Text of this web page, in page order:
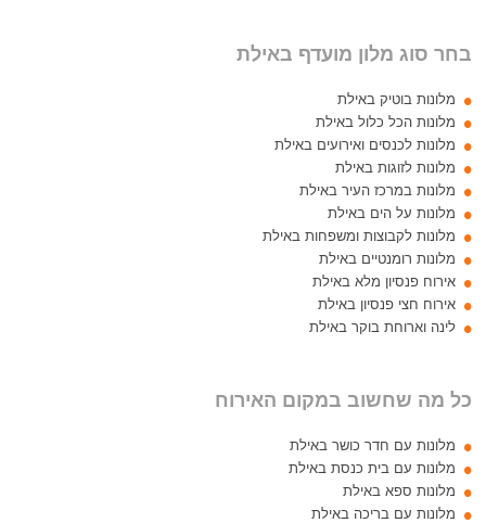
בחר סוג מלון מועדף באילת
מלונות בוטיק באילת
מלונות הכל כלול באילת
מלונות לכנסים ואירועים באילת
מלונות לזוגות באילת
מלונות במרכז העיר באילת
מלונות על הים באילת
מלונות לקבוצות ומשפחות באילת
מלונות רומנטיים באילת
אירוח פנסיון מלא באילת
אירוח חצי פנסיון באילת
לינה וארוחת בוקר באילת
כל מה שחשוב במקום האירוח
מלונות עם חדר כושר באילת
מלונות עם בית כנסת באילת
מלונות ספא באילת
מלונות עם בריכה באילת